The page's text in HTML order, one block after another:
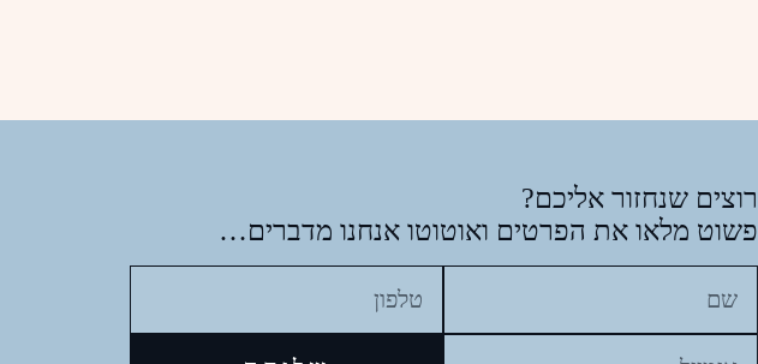
רוצים שנחזור אליכם?
פשוט מלאו את הפרטים ואוטוטו אנחנו מדברים…